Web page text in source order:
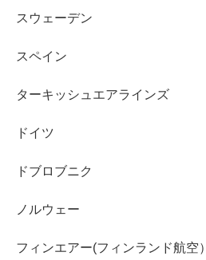
スウェーデン
スペイン
ターキッシュエアラインズ
ドイツ
ドブロブニク
ノルウェー
フィンエアー(フィンランド航空）